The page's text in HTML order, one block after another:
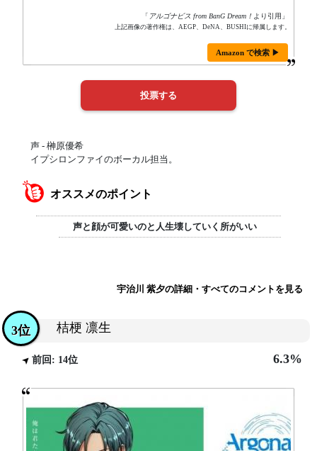
「 アルゴナビス from BanG Dream！ より引用」
上記画像の著作権は、AEGP、DeNA、BUSHIに帰属します。
Amazon で検索 ▶
声 - 榊原優希
イプシロンファイのボーカル担当。
オススメのポイント
声と顔が可愛いのと人生壊していく所がいい
宇治川 紫夕の詳細・すべてのコメントを見る
桔梗 凛生
3位
前回: 14位 6.3%